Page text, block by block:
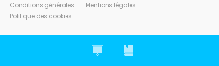
Conditions générales
Mentions légales
Politique des cookies